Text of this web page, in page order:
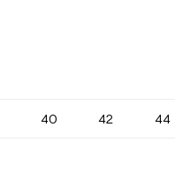
40 42 44